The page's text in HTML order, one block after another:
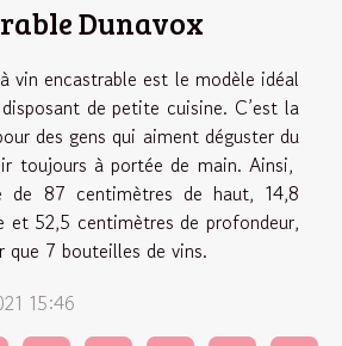
Dunavox
vin encastrable est le modèle idéal
de petite cuisine. C’est la
des gens qui aiment déguster du
toujours à portée de main. Ainsi,
87 centimètres de haut, 14,8
et 52,5 centimètres de profondeur,
7 bouteilles de vins.
15:46